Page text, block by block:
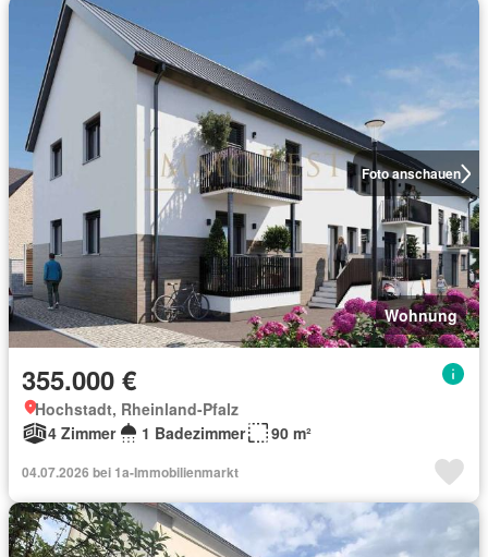
Foto anschauen
Wohnung
355.000 €
Hochstadt, Rheinland-Pfalz
4 Zimmer
1 Badezimmer 90 m²
04.07.2026 bei 1a-Immobilienmarkt